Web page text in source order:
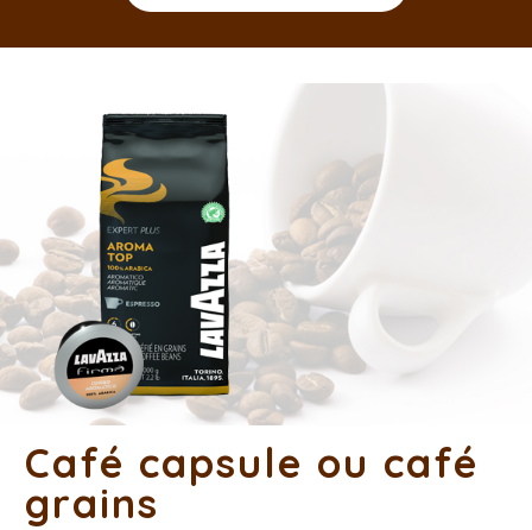
Café capsule ou café
grains